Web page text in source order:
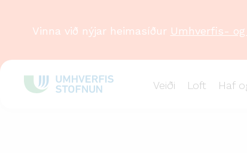
Veiði Loft Haf
Vinna við nýjar heimasíður Umhverfis-